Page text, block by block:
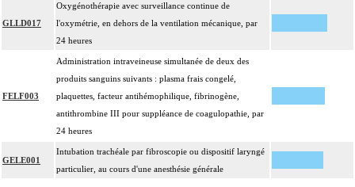
GLLD017
Oxygénothérapie avec surveillance continue de
l'oxymétrie, en dehors de la ventilation mécanique, par
24 heures
FELF003
Administration intraveineuse simultanée de deux des
produits sanguins suivants : plasma frais congelé,
plaquettes, facteur antihémophilique, fibrinogène,
antithrombine III pour suppléance de coagulopathie, par
24 heures
GELE001
Intubation trachéale par fibroscopie ou dispositif laryngé
particulier, au cours d'une anesthésie générale